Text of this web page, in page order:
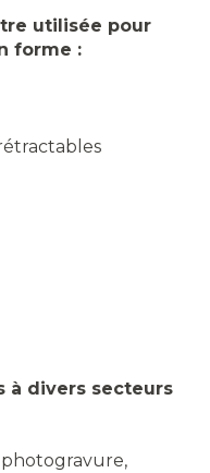
utilisée pour
forme :
à divers secteurs
photogravure,